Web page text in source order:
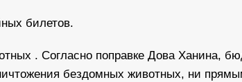
билетов.
. Согласно поправке Дова Ханина,
бездомных животных, ни